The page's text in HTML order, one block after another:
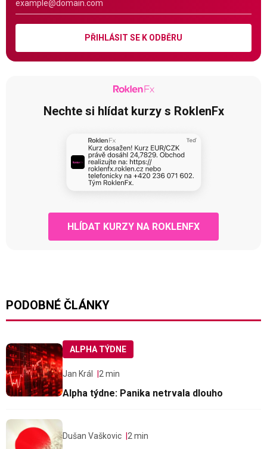
PŘIHLÁSIT SE K ODBĚRU
Nechte si hlídat kurzy s RoklenFx
HLÍDAT KURZY NA ROKLENFX
PODOBNÉ ČLÁNKY
ALPHA TÝDNE
Jan Král 2 min
Alpha týdne: Panika netrvala dlouho
Dušan Vaškovic 2 min